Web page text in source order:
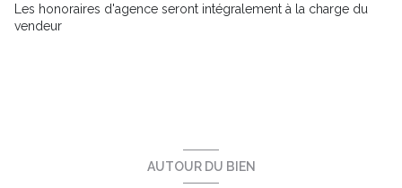
interphone
Les honoraires d'agence seront intégralement à la charge du
vendeur
AUTOUR DU BIEN